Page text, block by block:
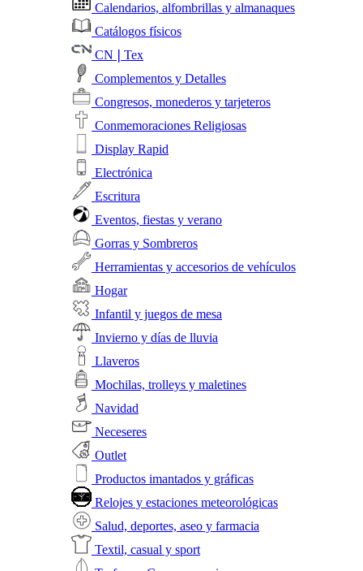
Calendarios, alfombrillas y almanaques
Catálogos físicos
CN❘Tex
Complementos y Detalles
Congresos, monederos y tarjeteros
Conmemoraciones Religiosas
Display Rapid
Electrónica
Escritura
Eventos, fiestas y verano
Gorras y Sombreros
Herramientas y accesorios de vehículos
Hogar
Infantil y juegos de mesa
Invierno y días de lluvia
Llaveros
Mochilas, trolleys y maletines
Navidad
Neceseres
Outlet
Productos imantados y gráficas
Relojes y estaciones meteorológicas
Salud, deportes, aseo y farmacia
Textil, casual y sport